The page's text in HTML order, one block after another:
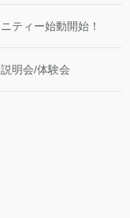
ティー始動開始！
明会/体験会